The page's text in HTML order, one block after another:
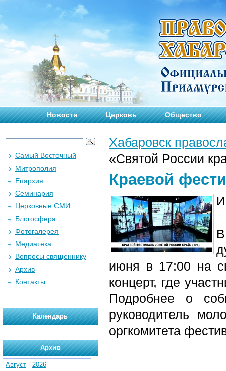
Новости Церковь Общество
Хабаровск
«Святой России
Краевой
июня в 17:00 на
концерт, где
Подробнее о
руководитель
оргкомитета
Самый Восточный
Митрополия
Епархия
Семинария
Церковные СМИ
Блогосфера
Фотогалерея
Медиатека
Вопросы священнику
Архив
Контакты
Календарь
Архив
Август - 2026